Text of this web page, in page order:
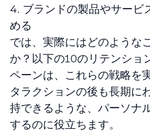
4. ブランドの製品やサービ
める
では、実際にはどのような
か？以下の10のリテンショ
ペーンは、これらの戦略を
タラクションの後も長期に
持できるような、パーソナ
するのに役立ちます。